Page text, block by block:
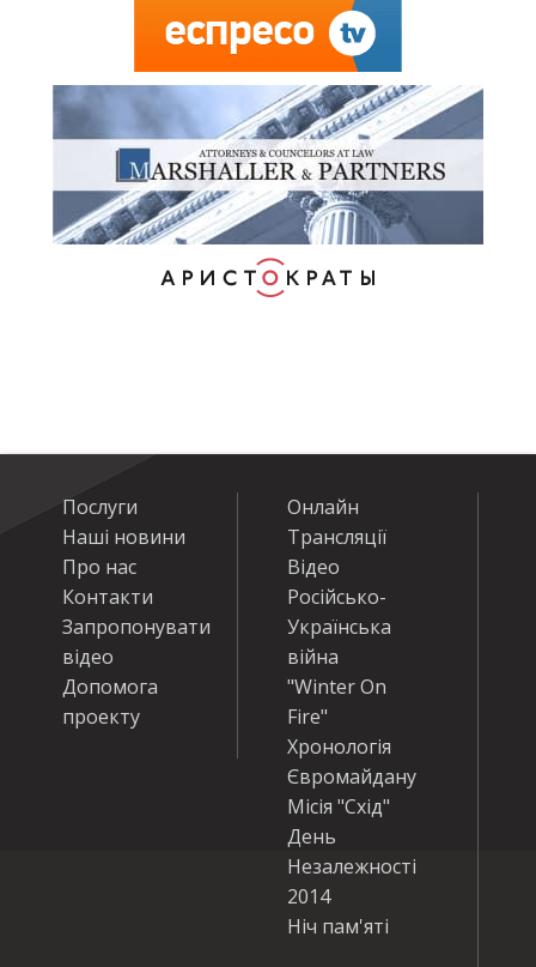
Послуги
Наші новини
Про нас
Контакти
Запропонувати
відео
Допомога
проекту
Онлайн
Трансляції
Відео
Російсько-
Українська
війна
"Winter On
Fire"
Хронологія
Євромайдану
Місія "Схід"
День
Незалежності
2014
Ніч пам'яті